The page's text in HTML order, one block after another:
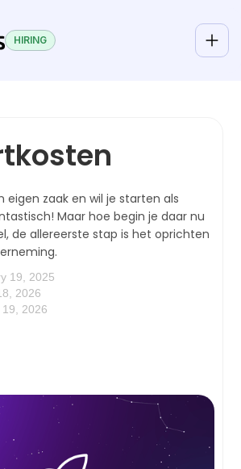
HIRING
eigen zaak en wil je starten als
Maar hoe begin je daar nu
de allereerste stap is het oprichten
19, 2025
2026
2026